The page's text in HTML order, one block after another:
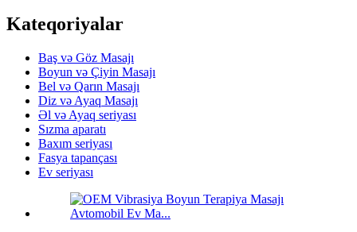
Kateqoriyalar
Baş və Göz Masajı
Boyun və Çiyin Masajı
Bel və Qarın Masajı
Diz və Ayaq Masajı
Əl və Ayaq seriyası
Sızma aparatı
Baxım seriyası
Fasya tapançası
Ev seriyası